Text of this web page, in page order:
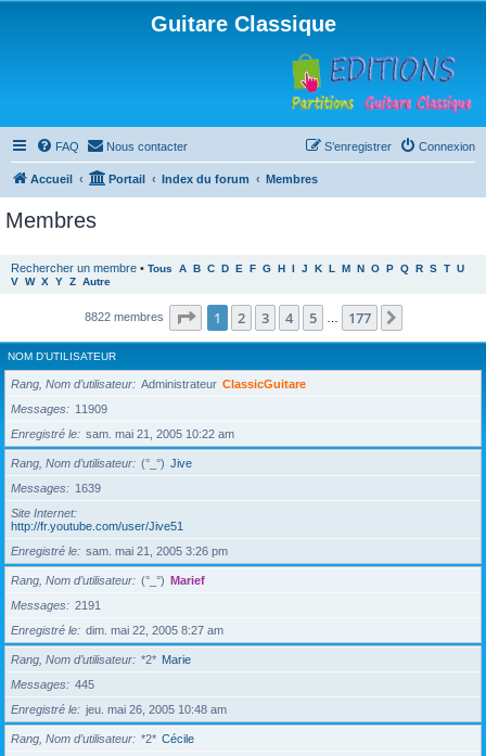
Guitare Classique
FAQ Nous contacter Connexion
S’enregistrer
Accueil Portail Index du forum Membres
Membres
Rechercher un membre • Tous A B C D E F G H I J K L M N O P Q R S T U
V W X Y Z Autre
8822 membres Page 1sur177
1 2 3 4 5 177
NOM D’UTILISATEUR
Rang, Nom d’utilisateur Administrateur ClassicGuitare
Messages
11909
Enregistré le
sam. mai 21, 2005 10:22 am
Rang, Nom d’utilisateur (°_°) Jive
Messages
1639
Site Internet
http://fr.youtube.com/user/Jive51
Enregistré le
sam. mai 21, 2005 3:26 pm
Rang, Nom d’utilisateur (°_°) Marief
Messages
2191
Enregistré le
dim. mai 22, 2005 8:27 am
Rang, Nom d’utilisateur *2* Marie
Messages
445
Enregistré le
jeu. mai 26, 2005 10:48 am
Rang, Nom d’utilisateur *2* Cécile